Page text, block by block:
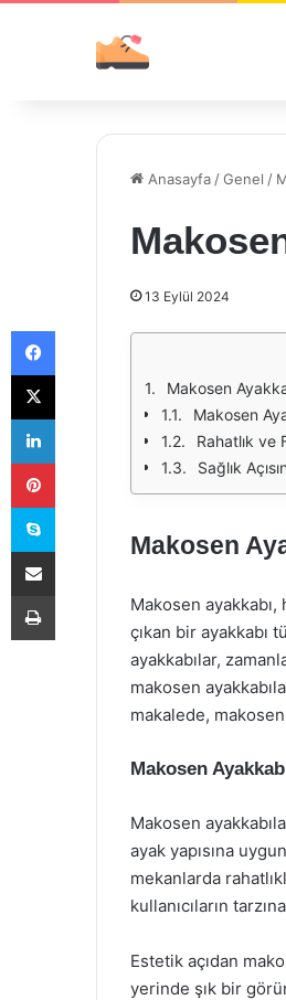
Anasayfa /Genel /
13 Eylül 2024
Makosen
Makosen
Rahatlık ve
Sağlık
Makosen
Makosen ayakkabı,
çıkan bir ayakkabı
ayakkabılar,
makosen
makalede, makosen
Makosen
Makosen
ayak yapısına
mekanlarda
kullanıcıların
Estetik açıdan
yerinde şık bir
Facebook
X
LinkedIn
Pinterest
Skype
E-Posta ile paylaş